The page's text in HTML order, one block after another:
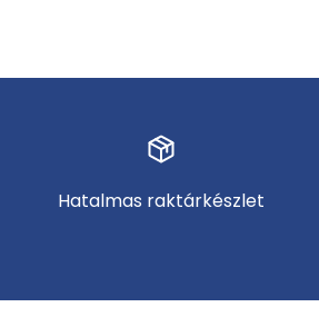
Hatalmas raktárkészlet